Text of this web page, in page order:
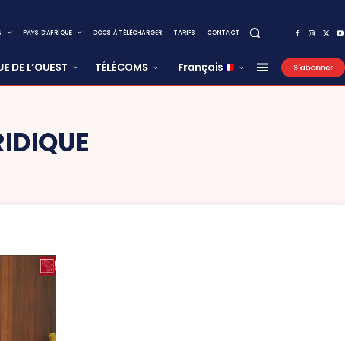
PAYS D’AFRIQUE DOCS À TÉLÉCHARGER TARIFS CONTACT
DE L’OUEST TÉLÉCOMS Français S'abonner